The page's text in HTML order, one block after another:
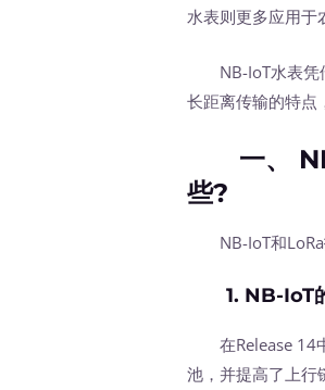
水表则更多应用于
NB-IoT水表凭借
长距离传输的特点
一、 NB-
些?
NB-IoT和LoRa
1. NB-IoT的
在Release 14中
池，并提高了上行